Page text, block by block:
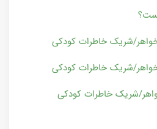
شریک خاطرات کودکی
شریک خاطرات کودکی
شریک خاطرات کودکی